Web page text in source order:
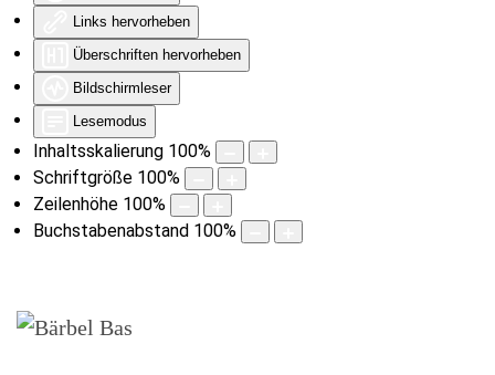
Links hervorheben
Überschriften hervorheben
Bildschirmleser
Lesemodus
Inhaltsskalierung 100%
Schriftgröße 100%
Zeilenhöhe 100%
Buchstabenabstand 100%